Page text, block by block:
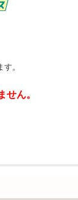
。
ん。